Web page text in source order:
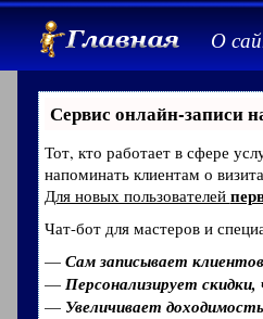
О
Сервис онлайн-записи
Тот, кто работает в сфере
напоминать клиентам о
Для новых пользователей
Чат-бот для мастеров и
— Сам записывает
— Персонализирует
— Увеличивает